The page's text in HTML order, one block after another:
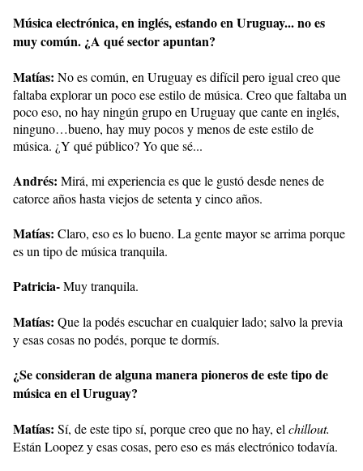
Música electrónica, en inglés, estando en Uruguay... no es
muy común. ¿A qué sector apuntan?
Matías: No es común, en Uruguay es difícil pero igual creo que
faltaba explorar un poco ese estilo de música. Creo que faltaba un
poco eso, no hay ningún grupo en Uruguay que cante en inglés,
ninguno…bueno, hay muy pocos y menos de este estilo de
música. ¿Y qué público? Yo que sé...
Andrés: Mirá, mi experiencia es que le gustó desde nenes de
catorce años hasta viejos de setenta y cinco años.
Matías: Claro, eso es lo bueno. La gente mayor se arrima porque
es un tipo de música tranquila.
Patricia-Muy tranquila.
Matías: Que la podés escuchar en cualquier lado; salvo la previa
y esas cosas no podés, porque te dormís.
¿Se consideran de alguna manera pioneros de este tipo de
música en el Uruguay?
Matías: Sí, de este tipo sí, porque creo que no hay, elchillout.
Están Loopez y esas cosas, pero eso es más electrónico todavía.